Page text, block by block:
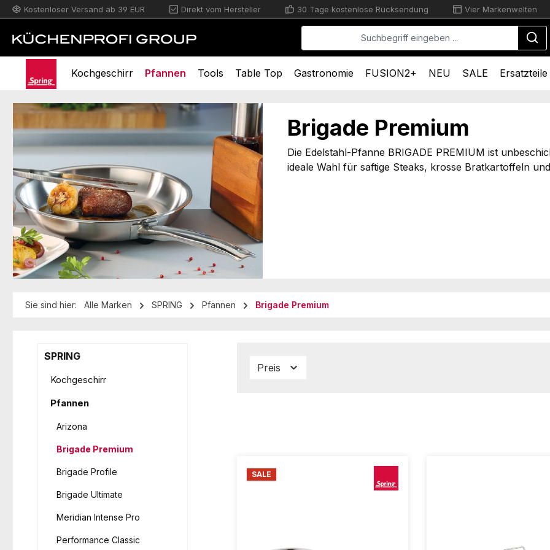
Hauptinhalt springen
Zur Suche springen
Zur Hauptnavigation springen
Kostenloser Versand ab 39 EUR Direkt vom Hersteller 30 Tage kostenlose Rücksendung Vier Markenwelten
Kochgeschirr Pfannen Tools Table Top Gastronomie FUSION2+ NEU SALE Ersatzteile
Brigade Premium
Die Edelstahl-Pfanne BRIGADE PREMIUM ist
ideale Wahl für saftige Steaks, krosse Bratkartoffeln
Sie sind hier: Alle Marken SPRING Pfannen Brigade Premium
SPRING
Kochgeschirr
Pfannen
Arizona
Brigade Premium
Brigade Profile
Brigade Ultimate
Meridian Intense Pro
Performance Classic
Preis
SALE